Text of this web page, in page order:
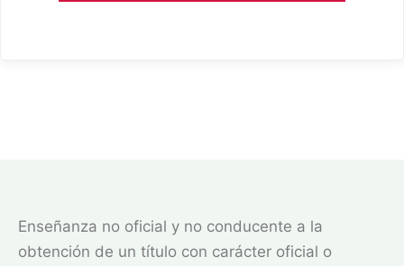
Enseñanza no oficial y no conducente a la
obtención de un título con carácter oficial o